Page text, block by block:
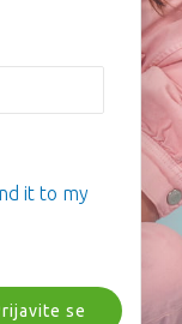
it to my
se